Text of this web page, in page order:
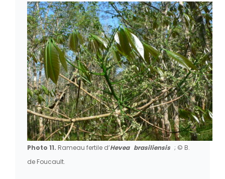
Photo 11. Rameau fertile d’Hevea brasiliensis ; © B.
de Foucault.